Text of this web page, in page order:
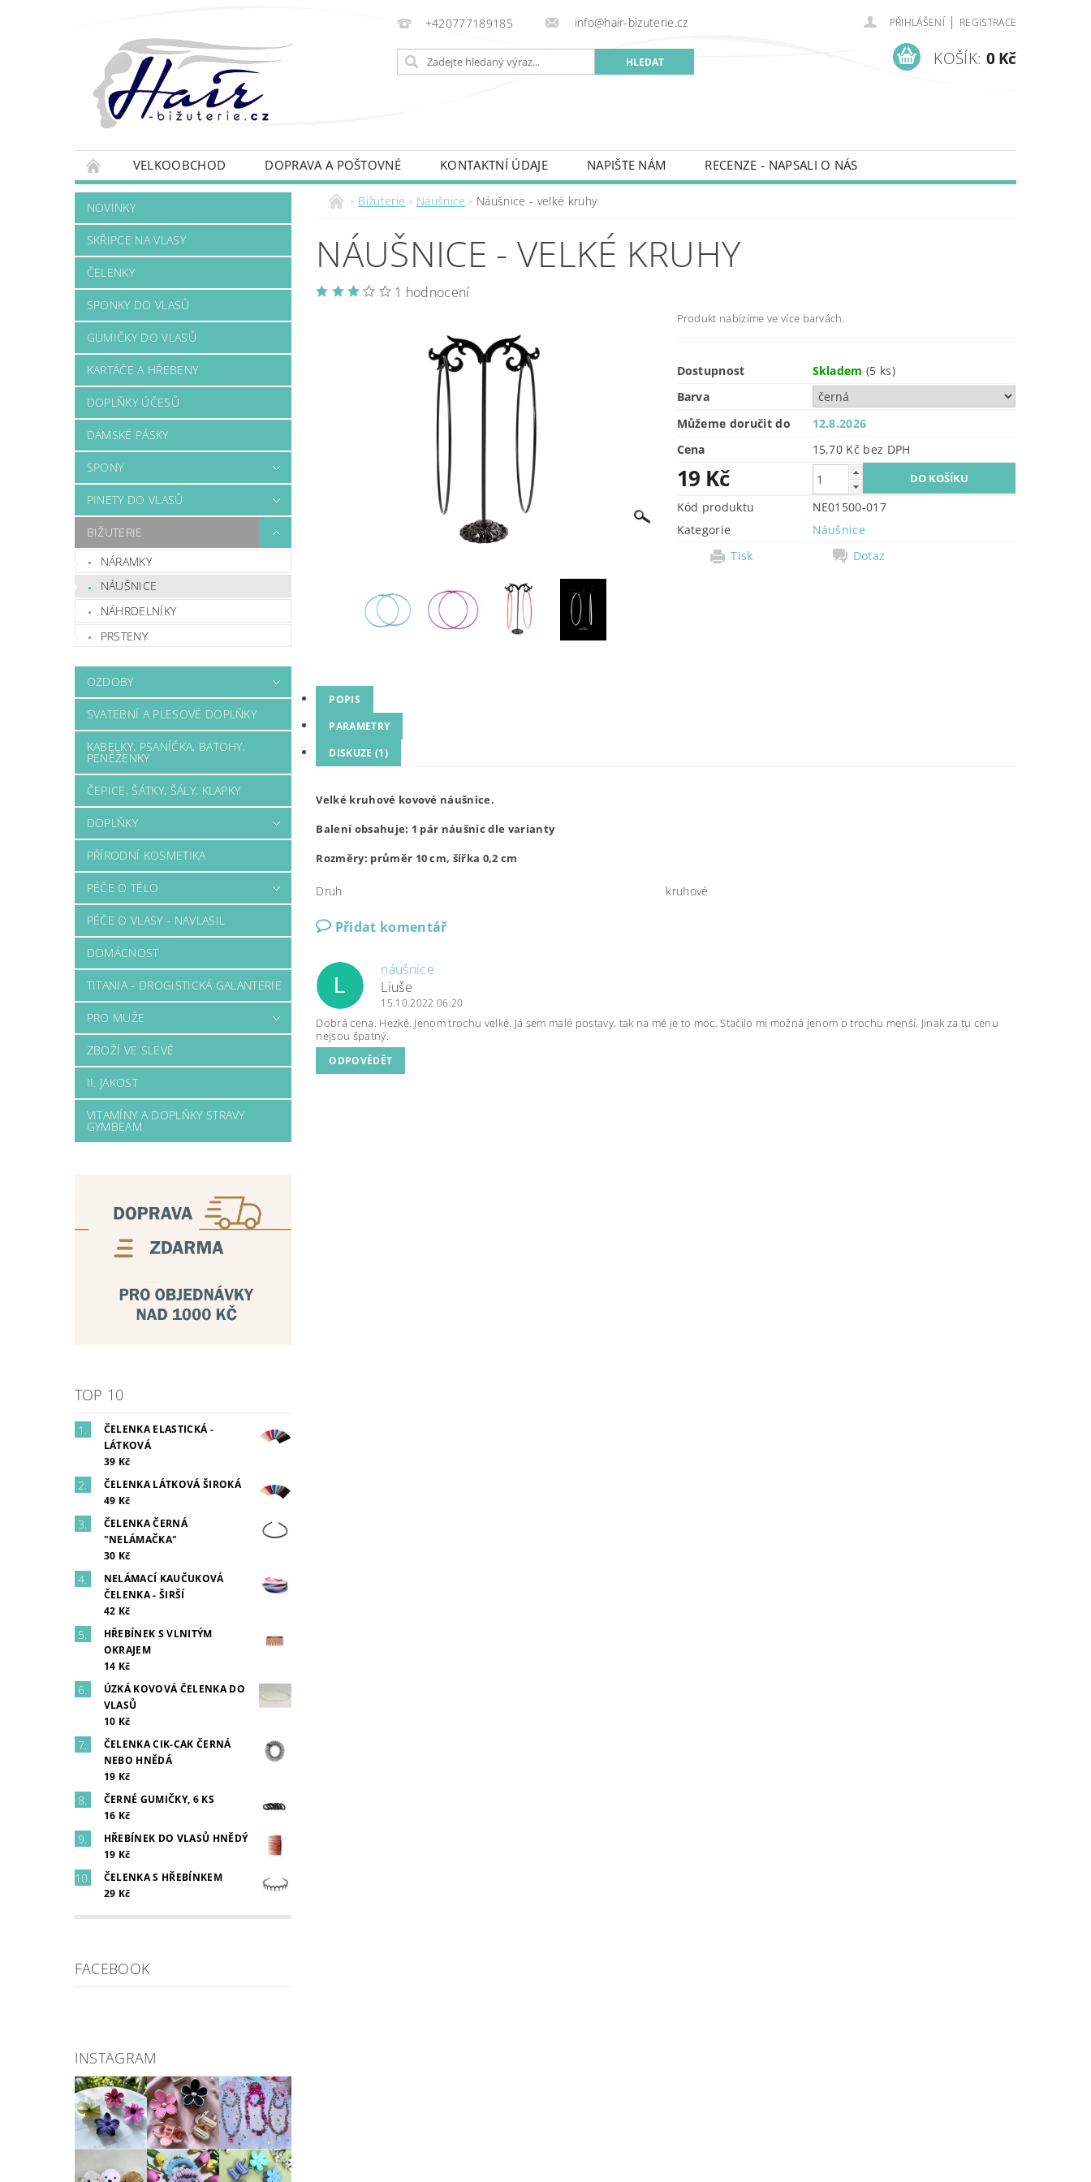
+420777189185 info@hair-bizuterie.cz PŘIHLÁŠENÍ | REGISTRACE
KOŠÍK: 0 Kč
VELKOOBCHOD DOPRAVA A POŠTOVNÉ KONTAKTNÍ ÚDAJE NAPIŠTE NÁM RECENZE - NAPSALI O NÁS
NOVINKY
SKŘIPCE NA VLASY
ČELENKY
SPONKY DO VLASŮ
GUMIČKY DO VLASŮ
KARTÁČE A HŘEBENY
DOPLŇKY ÚČESŮ
DÁMSKÉ PÁSKY
SPONY
PINETY DO VLASŮ
BIŽUTERIE
NÁRAMKY
NÁUŠNICE
NÁHRDELNÍKY
PRSTENY
OZDOBY
SVATEBNÍ A PLESOVÉ DOPLŇKY
KABELKY, PSANÍČKA, BATOHY,
PENĚŽENKY
ČEPICE, ŠÁTKY, ŠÁLY, KLAPKY
DOPLŇKY
PŘÍRODNÍ KOSMETIKA
PÉČE O TĚLO
PÉČE O VLASY - NAVLASIL
DOMÁCNOST
TITANIA - DROGISTICKÁ GALANTERIE
PRO MUŽE
ZBOŽÍ VE SLEVĚ
II. JAKOST
VITAMÍNY A DOPLŇKY STRAVY
GYMBEAM
TOP 10
ČELENKA ELASTICKÁ -
LÁTKOVÁ
39 Kč
ČELENKA LÁTKOVÁ ŠIROKÁ
49 Kč
ČELENKA ČERNÁ
"NELÁMAČKA"
30 Kč
NELÁMACÍ KAUČUKOVÁ
ČELENKA - ŠIRŠÍ
42 Kč
HŘEBÍNEK S VLNITÝM
OKRAJEM
14 Kč
ÚZKÁ KOVOVÁ ČELENKA DO
VLASŮ
10 Kč
ČELENKA CIK-CAK ČERNÁ
NEBO HNĚDÁ
19 Kč
ČERNÉ GUMIČKY, 6 KS
16 Kč
HŘEBÍNEK DO VLASŮ HNĚDÝ
19 Kč
ČELENKA S HŘEBÍNKEM
29 Kč
FACEBOOK
INSTAGRAM
Bižuterie Náušnice Náušnice - velké kruhy
NÁUŠNICE - VELKÉ KRUHY
1 hodnocení
Produkt nabízíme ve více barvách.
Dostupnost Skladem(5 ks)
Barva
Můžeme doručit do
12.8.2026
Cena
15,70 Kč bez DPH
19 Kč
Kód produktu
NE01500-017
Kategorie
Náušnice
Tisk
Dotaz
POPIS
PARAMETRY
DISKUZE (1)
Velké kruhové kovové náušnice.
Balení obsahuje: 1 pár náušnic dle varianty
Rozměry: průměr 10 cm, šířka 0,2 cm
Druh kruhové
Přidat komentář
L
náušnice
Liuše
15.10.2022 06:20
Dobrá cena. Hezké. Jenom trochu velké. Já sem malé postavy, tak na mě je to moc. Stačilo mi možná jenom o trochu menší, Jinak za tu cenu
nejsou špatný.
ODPOVĚDĚT